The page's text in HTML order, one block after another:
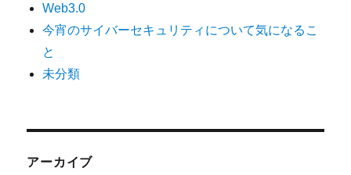
Web3.0
今宵のサイバーセキュリティについて気になるこ
と
未分類
アーカイブ